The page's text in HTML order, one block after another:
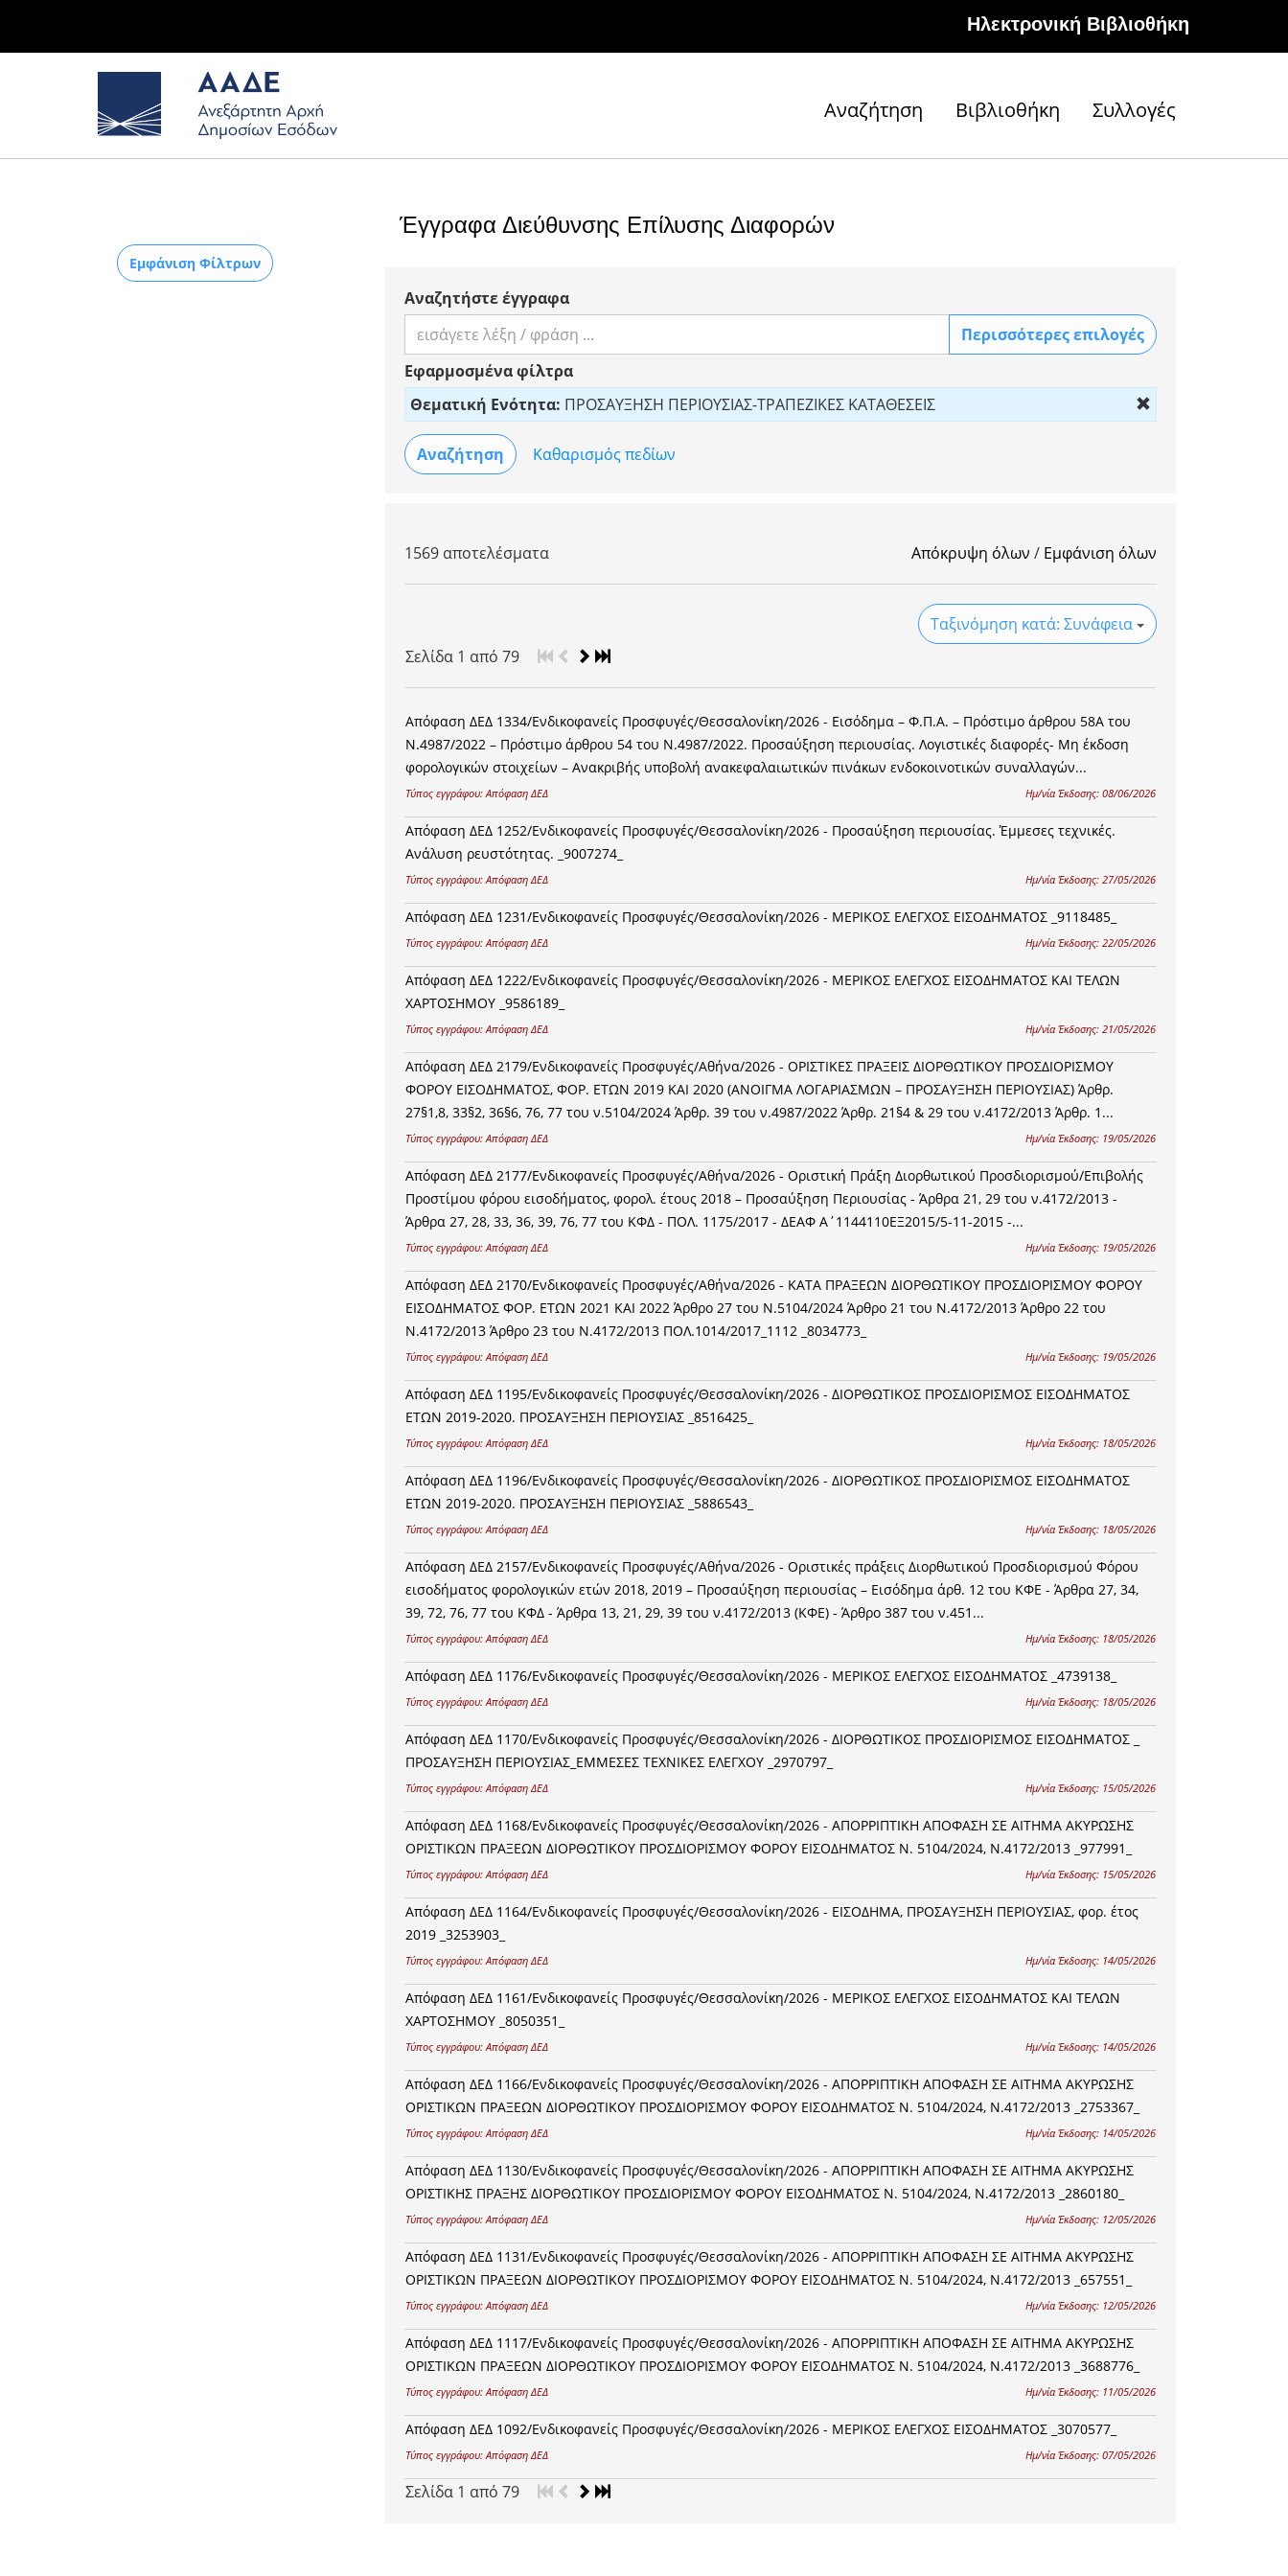
Hλεκτρονική Βιβλιοθήκη
Αναζήτηση Βιβλιοθήκη Συλλογές
Εμφάνιση Φίλτρων
Έγγραφα Διεύθυνσης Επίλυσης Διαφορών
Αναζητήστε έγγραφα
Περισσότερες επιλογές
Εφαρμοσμένα φίλτρα
Θεματική Ενότητα: ΠΡΟΣΑΥΞΗΣΗ ΠΕΡΙΟΥΣΙΑΣ-ΤΡΑΠΕΖΙΚΕΣ ΚΑΤΑΘΕΣΕΙΣ
Καθαρισμός πεδίων
1569 αποτελέσματα Απόκρυψη όλων / Εμφάνιση όλων
Ταξινόμηση κατά: Συνάφεια
Σελίδα 1 από 79
Απόφαση ΔΕΔ 1334/Ενδικοφανείς Προσφυγές/Θεσσαλονίκη/2026 - Εισόδημα – Φ.Π.Α. – Πρόστιμο άρθρου 58Α του
Ν.4987/2022 – Πρόστιμο άρθρου 54 του Ν.4987/2022. Προσαύξηση περιουσίας. Λογιστικές διαφορές- Μη έκδοση
φορολογικών στοιχείων – Ανακριβής υποβολή ανακεφαλαιωτικών πινάκων ενδοκοινοτικών συναλλαγών...
Τύπος εγγράφου:Απόφαση ΔΕΔ Ημ/νία Έκδοσης: 08/06/2026
Απόφαση ΔΕΔ 1252/Ενδικοφανείς Προσφυγές/Θεσσαλονίκη/2026 - Προσαύξηση περιουσίας. Έμμεσες τεχνικές.
Ανάλυση ρευστότητας. _9007274_
Τύπος εγγράφου:Απόφαση ΔΕΔ Ημ/νία Έκδοσης: 27/05/2026
Απόφαση ΔΕΔ 1231/Ενδικοφανείς Προσφυγές/Θεσσαλονίκη/2026 - ΜΕΡΙΚΟΣ ΕΛΕΓΧΟΣ ΕΙΣΟΔΗΜΑΤΟΣ _9118485_
Τύπος εγγράφου:Απόφαση ΔΕΔ Ημ/νία Έκδοσης: 22/05/2026
Απόφαση ΔΕΔ 1222/Ενδικοφανείς Προσφυγές/Θεσσαλονίκη/2026 - ΜΕΡΙΚΟΣ ΕΛΕΓΧΟΣ ΕΙΣΟΔΗΜΑΤΟΣ ΚΑΙ ΤΕΛΩΝ
ΧΑΡΤΟΣΗΜΟΥ _9586189_
Τύπος εγγράφου:Απόφαση ΔΕΔ Ημ/νία Έκδοσης: 21/05/2026
Απόφαση ΔΕΔ 2179/Ενδικοφανείς Προσφυγές/Αθήνα/2026 - ΟΡΙΣΤΙΚΕΣ ΠΡΑΞΕΙΣ ΔΙΟΡΘΩΤΙΚΟΥ ΠΡΟΣΔΙΟΡΙΣΜΟΥ
ΦΟΡΟΥ ΕΙΣΟΔΗΜΑΤΟΣ, ΦΟΡ. ΕΤΩΝ 2019 ΚΑΙ 2020 (ΑΝΟΙΓΜΑ ΛΟΓΑΡΙΑΣΜΩΝ – ΠΡΟΣΑΥΞΗΣΗ ΠΕΡΙΟΥΣΙΑΣ) Άρθρ.
27§1,8, 33§2, 36§6, 76, 77 του ν.5104/2024 Άρθρ. 39 του ν.4987/2022 Άρθρ. 21§4 & 29 του ν.4172/2013 Άρθρ. 1...
Τύπος εγγράφου:Απόφαση ΔΕΔ Ημ/νία Έκδοσης: 19/05/2026
Απόφαση ΔΕΔ 2177/Ενδικοφανείς Προσφυγές/Αθήνα/2026 - Οριστική Πράξη Διορθωτικού Προσδιορισμού/Επιβολής
Προστίμου φόρου εισοδήματος, φορολ. έτους 2018 – Προσαύξηση Περιουσίας - Άρθρα 21, 29 του ν.4172/2013 -
Άρθρα 27, 28, 33, 36, 39, 76, 77 του ΚΦΔ - ΠΟΛ. 1175/2017 - ΔΕΑΦ Α΄1144110ΕΞ2015/5-11-2015 -...
Τύπος εγγράφου:Απόφαση ΔΕΔ Ημ/νία Έκδοσης: 19/05/2026
Απόφαση ΔΕΔ 2170/Ενδικοφανείς Προσφυγές/Αθήνα/2026 - ΚΑΤΑ ΠΡΑΞΕΩΝ ΔΙΟΡΘΩΤΙΚΟΥ ΠΡΟΣΔΙΟΡΙΣΜΟΥ ΦΟΡΟΥ
ΕΙΣΟΔΗΜΑΤΟΣ ΦΟΡ. ΕΤΩΝ 2021 ΚΑΙ 2022 Άρθρο 27 του Ν.5104/2024 Άρθρο 21 του Ν.4172/2013 Άρθρο 22 του
Ν.4172/2013 Άρθρο 23 του Ν.4172/2013 ΠΟΛ.1014/2017_1112 _8034773_
Τύπος εγγράφου:Απόφαση ΔΕΔ Ημ/νία Έκδοσης: 19/05/2026
Απόφαση ΔΕΔ 1195/Ενδικοφανείς Προσφυγές/Θεσσαλονίκη/2026 - ΔΙΟΡΘΩΤΙΚΟΣ ΠΡΟΣΔΙΟΡΙΣΜΟΣ ΕΙΣΟΔΗΜΑΤΟΣ
ΕΤΩΝ 2019-2020. ΠΡΟΣΑΥΞΗΣΗ ΠΕΡΙΟΥΣΙΑΣ _8516425_
Τύπος εγγράφου:Απόφαση ΔΕΔ Ημ/νία Έκδοσης: 18/05/2026
Απόφαση ΔΕΔ 1196/Ενδικοφανείς Προσφυγές/Θεσσαλονίκη/2026 - ΔΙΟΡΘΩΤΙΚΟΣ ΠΡΟΣΔΙΟΡΙΣΜΟΣ ΕΙΣΟΔΗΜΑΤΟΣ
ΕΤΩΝ 2019-2020. ΠΡΟΣΑΥΞΗΣΗ ΠΕΡΙΟΥΣΙΑΣ _5886543_
Τύπος εγγράφου:Απόφαση ΔΕΔ Ημ/νία Έκδοσης: 18/05/2026
Απόφαση ΔΕΔ 2157/Ενδικοφανείς Προσφυγές/Αθήνα/2026 - Οριστικές πράξεις Διορθωτικού Προσδιορισμού Φόρου
εισοδήματος φορολογικών ετών 2018, 2019 – Προσαύξηση περιουσίας – Εισόδημα άρθ. 12 του ΚΦΕ - Άρθρα 27, 34,
39, 72, 76, 77 του ΚΦΔ - Άρθρα 13, 21, 29, 39 του ν.4172/2013 (ΚΦΕ) - Άρθρο 387 του ν.451...
Τύπος εγγράφου:Απόφαση ΔΕΔ Ημ/νία Έκδοσης: 18/05/2026
Απόφαση ΔΕΔ 1176/Ενδικοφανείς Προσφυγές/Θεσσαλονίκη/2026 - ΜΕΡΙΚΟΣ ΕΛΕΓΧΟΣ ΕΙΣΟΔΗΜΑΤΟΣ _4739138_
Τύπος εγγράφου:Απόφαση ΔΕΔ Ημ/νία Έκδοσης: 18/05/2026
Απόφαση ΔΕΔ 1170/Ενδικοφανείς Προσφυγές/Θεσσαλονίκη/2026 - ΔΙΟΡΘΩΤΙΚΟΣ ΠΡΟΣΔΙΟΡΙΣΜΟΣ ΕΙΣΟΔΗΜΑΤΟΣ _
ΠΡΟΣΑΥΞΗΣΗ ΠΕΡΙΟΥΣΙΑΣ_ΕΜΜΕΣΕΣ ΤΕΧΝΙΚΕΣ ΕΛΕΓΧΟΥ _2970797_
Τύπος εγγράφου:Απόφαση ΔΕΔ Ημ/νία Έκδοσης: 15/05/2026
Απόφαση ΔΕΔ 1168/Ενδικοφανείς Προσφυγές/Θεσσαλονίκη/2026 - ΑΠΟΡΡΙΠΤΙΚΗ ΑΠΟΦΑΣΗ ΣΕ ΑΙΤΗΜΑ ΑΚΥΡΩΣΗΣ
ΟΡΙΣΤΙΚΩΝ ΠΡΑΞΕΩΝ ΔΙΟΡΘΩΤΙΚΟΥ ΠΡΟΣΔΙΟΡΙΣΜΟΥ ΦΟΡΟΥ ΕΙΣΟΔΗΜΑΤΟΣ Ν. 5104/2024, Ν.4172/2013 _977991_
Τύπος εγγράφου:Απόφαση ΔΕΔ Ημ/νία Έκδοσης: 15/05/2026
Απόφαση ΔΕΔ 1164/Ενδικοφανείς Προσφυγές/Θεσσαλονίκη/2026 - ΕΙΣΟΔΗΜΑ, ΠΡΟΣΑΥΞΗΣΗ ΠΕΡΙΟΥΣΙΑΣ, φορ. έτος
2019 _3253903_
Τύπος εγγράφου:Απόφαση ΔΕΔ Ημ/νία Έκδοσης: 14/05/2026
Απόφαση ΔΕΔ 1161/Ενδικοφανείς Προσφυγές/Θεσσαλονίκη/2026 - ΜΕΡΙΚΟΣ ΕΛΕΓΧΟΣ ΕΙΣΟΔΗΜΑΤΟΣ ΚΑΙ ΤΕΛΩΝ
ΧΑΡΤΟΣΗΜΟΥ _8050351_
Τύπος εγγράφου:Απόφαση ΔΕΔ Ημ/νία Έκδοσης: 14/05/2026
Απόφαση ΔΕΔ 1166/Ενδικοφανείς Προσφυγές/Θεσσαλονίκη/2026 - ΑΠΟΡΡΙΠΤΙΚΗ ΑΠΟΦΑΣΗ ΣΕ ΑΙΤΗΜΑ ΑΚΥΡΩΣΗΣ
ΟΡΙΣΤΙΚΩΝ ΠΡΑΞΕΩΝ ΔΙΟΡΘΩΤΙΚΟΥ ΠΡΟΣΔΙΟΡΙΣΜΟΥ ΦΟΡΟΥ ΕΙΣΟΔΗΜΑΤΟΣ Ν. 5104/2024, Ν.4172/2013 _2753367_
Τύπος εγγράφου:Απόφαση ΔΕΔ Ημ/νία Έκδοσης: 14/05/2026
Απόφαση ΔΕΔ 1130/Ενδικοφανείς Προσφυγές/Θεσσαλονίκη/2026 - ΑΠΟΡΡΙΠΤΙΚΗ ΑΠΟΦΑΣΗ ΣΕ ΑΙΤΗΜΑ ΑΚΥΡΩΣΗΣ
ΟΡΙΣΤΙΚΗΣ ΠΡΑΞΗΣ ΔΙΟΡΘΩΤΙΚΟΥ ΠΡΟΣΔΙΟΡΙΣΜΟΥ ΦΟΡΟΥ ΕΙΣΟΔΗΜΑΤΟΣ Ν. 5104/2024, Ν.4172/2013 _2860180_
Τύπος εγγράφου:Απόφαση ΔΕΔ Ημ/νία Έκδοσης: 12/05/2026
Απόφαση ΔΕΔ 1131/Ενδικοφανείς Προσφυγές/Θεσσαλονίκη/2026 - ΑΠΟΡΡΙΠΤΙΚΗ ΑΠΟΦΑΣΗ ΣΕ ΑΙΤΗΜΑ ΑΚΥΡΩΣΗΣ
ΟΡΙΣΤΙΚΩΝ ΠΡΑΞΕΩΝ ΔΙΟΡΘΩΤΙΚΟΥ ΠΡΟΣΔΙΟΡΙΣΜΟΥ ΦΟΡΟΥ ΕΙΣΟΔΗΜΑΤΟΣ Ν. 5104/2024, Ν.4172/2013 _657551_
Τύπος εγγράφου:Απόφαση ΔΕΔ Ημ/νία Έκδοσης: 12/05/2026
Απόφαση ΔΕΔ 1117/Ενδικοφανείς Προσφυγές/Θεσσαλονίκη/2026 - ΑΠΟΡΡΙΠΤΙΚΗ ΑΠΟΦΑΣΗ ΣΕ ΑΙΤΗΜΑ ΑΚΥΡΩΣΗΣ
ΟΡΙΣΤΙΚΩΝ ΠΡΑΞΕΩΝ ΔΙΟΡΘΩΤΙΚΟΥ ΠΡΟΣΔΙΟΡΙΣΜΟΥ ΦΟΡΟΥ ΕΙΣΟΔΗΜΑΤΟΣ Ν. 5104/2024, Ν.4172/2013 _3688776_
Τύπος εγγράφου:Απόφαση ΔΕΔ Ημ/νία Έκδοσης: 11/05/2026
Απόφαση ΔΕΔ 1092/Ενδικοφανείς Προσφυγές/Θεσσαλονίκη/2026 - ΜΕΡΙΚΟΣ ΕΛΕΓΧΟΣ ΕΙΣΟΔΗΜΑΤΟΣ _3070577_
Τύπος εγγράφου:Απόφαση ΔΕΔ Ημ/νία Έκδοσης: 07/05/2026
Σελίδα 1 από 79